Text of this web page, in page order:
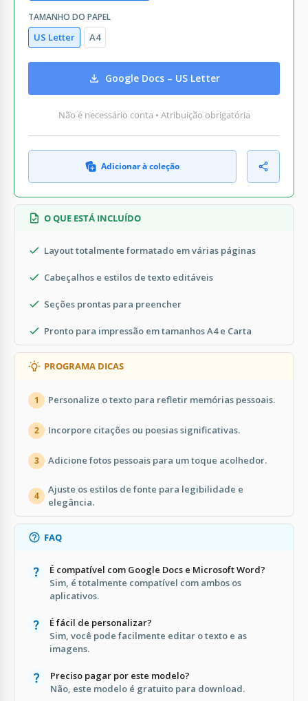
TAMANHO DO PAPEL
US Letter A4
Google Docs – US Letter
Não é necessário conta • Atribuição obrigatória
Adicionar à coleção
O QUE ESTÁ INCLUÍDO
Layout totalmente formatado em várias páginas
Cabeçalhos e estilos de texto editáveis
Seções prontas para preencher
Pronto para impressão em tamanhos A4 e Carta
PROGRAMA DICAS
1 Personalize o texto para refletir memórias pessoais.
2 Incorpore citações ou poesias significativas.
3 Adicione fotos pessoais para um toque acolhedor.
4
Ajuste os estilos de fonte para legibilidade e
elegância.
FAQ
É compatível com Google Docs e Microsoft Word?
Sim, é totalmente compatível com ambos os
aplicativos.
É fácil de personalizar?
Sim, você pode facilmente editar o texto e as
imagens.
Preciso pagar por este modelo?
Não, este modelo é gratuito para download.